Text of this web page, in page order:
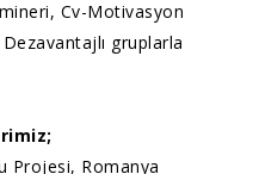
Cv-Motivasyon
gruplarla
Projesi, Romanya